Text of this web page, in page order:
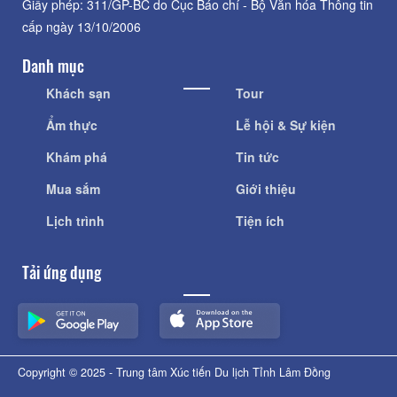
Giấy phép: 311/GP-BC do Cục Báo chí - Bộ Văn hóa Thông tin
cấp ngày 13/10/2006
Danh mục
Khách sạn
Ẩm thực
Khám phá
Mua sắm
Lịch trình
Tour
Lễ hội & Sự kiện
Tin tức
Giới thiệu
Tiện ích
Tải ứng dụng
Copyright © 2025 - Trung tâm Xúc tiến Du lịch Tỉnh Lâm Đồng